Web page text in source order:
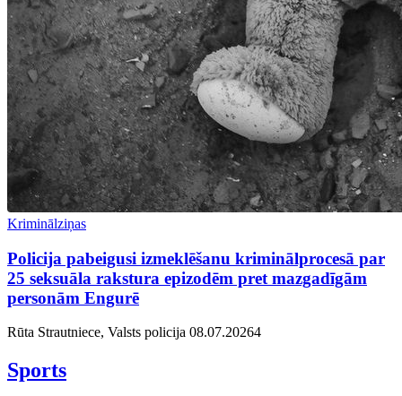
Kriminālziņas
Policija pabeigusi izmeklēšanu kriminālprocesā par
25 seksuāla rakstura epizodēm pret mazgadīgām
personām Engurē
Rūta Strautniece, Valsts policija 08.07.20264
Sports